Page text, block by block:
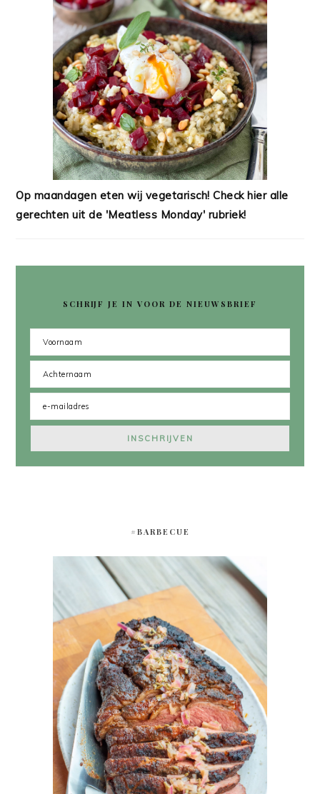
Op maandagen eten wij vegetarisch! Check hier alle
gerechten uit de 'Meatless Monday' rubriek!
SCHRIJF JE IN VOOR DE NIEUWSBRIEF
#BARBECUE